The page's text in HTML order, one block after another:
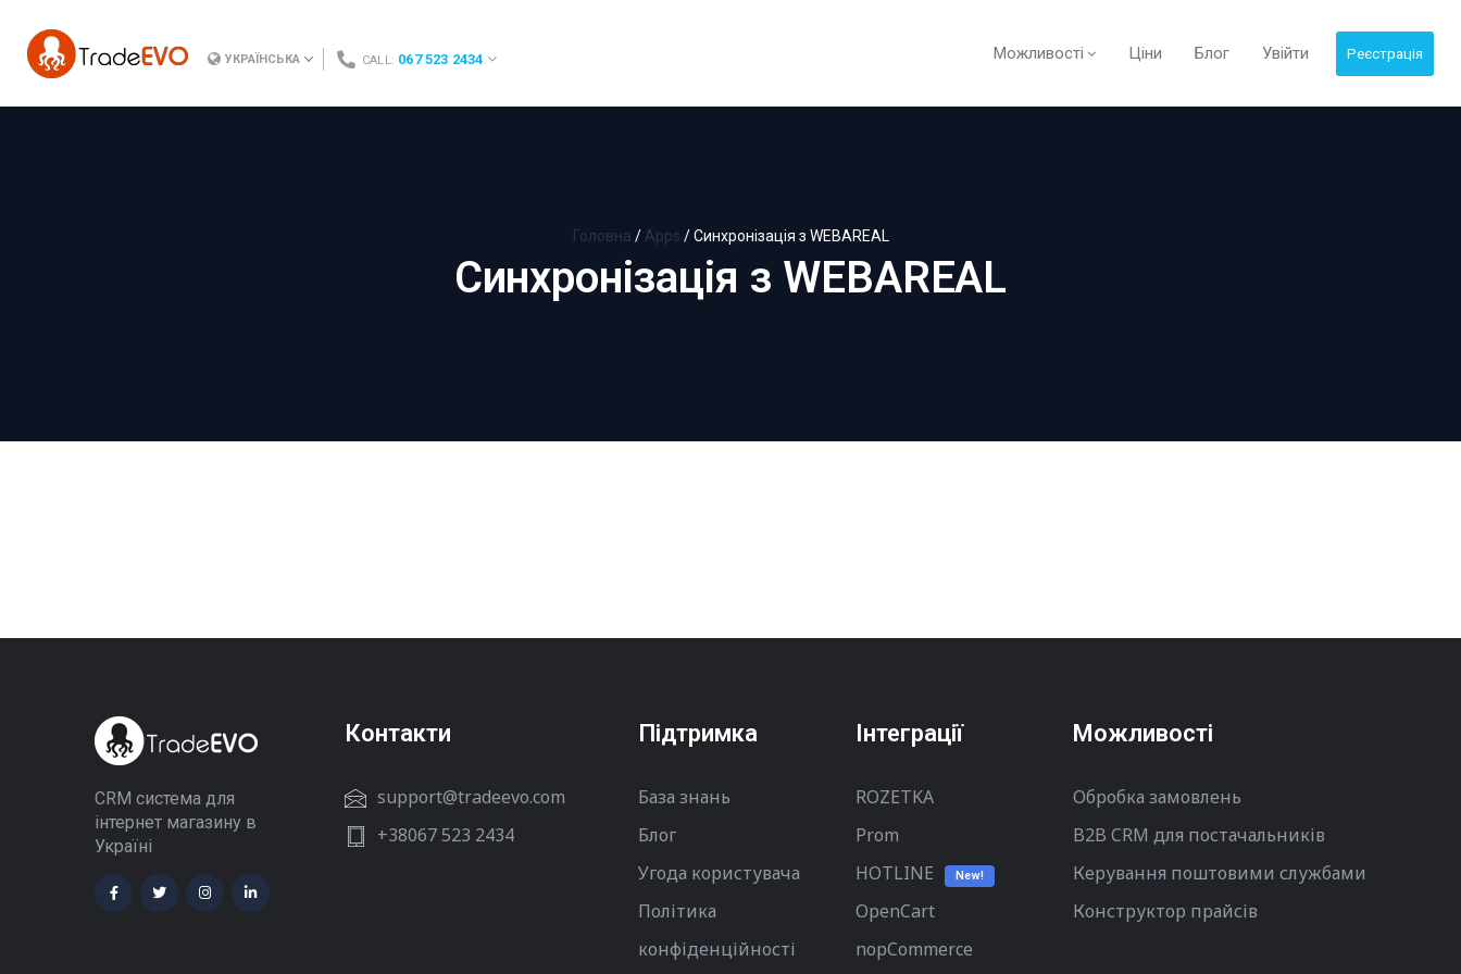
УКРАЇНСЬКА CALL: 067 523 2434 Можливості Ціни Блог Увійти Реєстрація
Головна / Apps /Синхронізація з WEBAREAL
Синхронізація з WEBAREAL
CRM система для
інтернет магазину в
Україні
Контакти
support@tradeevo.com
+38067 523 2434
Підтримка
База знань
Блог
Угода користувача
Політика
конфіденційності
Інтеграції
ROZETKA
Prom
HOTLINE
New!
OpenCart
nopCommerce
Можливості
Обробка замовлень
B2B CRM для постачальників
Керування поштовими службами
Конструктор прайсів